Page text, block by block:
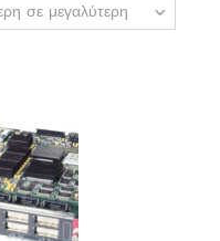
σε μεγαλύτερη